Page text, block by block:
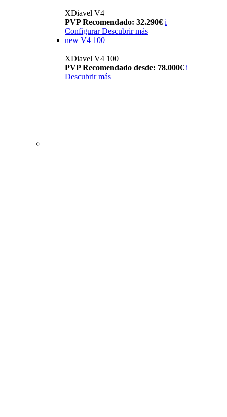
XDiavel V4
PVP Recomendado: 32.290€ i
Configurar Descubrir más
new V4 100
XDiavel V4 100
PVP Recomendado desde: 78.000€ i
Descubrir más